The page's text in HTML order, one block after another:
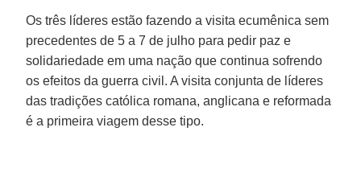
Os três líderes estão fazendo a visita ecumênica sem
precedentes de 5 a 7 de julho para pedir paz e
solidariedade em uma nação que continua sofrendo
os efeitos da guerra civil. A visita conjunta de líderes
das tradições católica romana, anglicana e reformada
é a primeira viagem desse tipo.